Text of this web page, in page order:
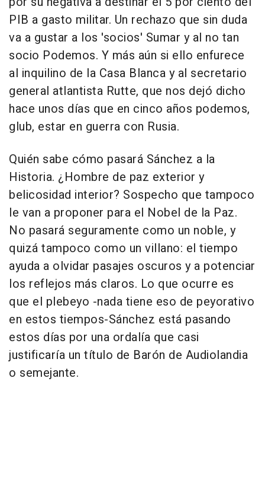
PIB a gasto militar. Un rechazo que sin duda
va a gustar a los 'socios' Sumar y al no tan
socio Podemos. Y más aún si ello enfurece
al inquilino de la Casa Blanca y al secretario
general atlantista Rutte, que nos dejó dicho
hace unos días que en cinco años podemos,
glub, estar en guerra con Rusia.
Quién sabe cómo pasará Sánchez a la
Historia. ¿Hombre de paz exterior y
belicosidad interior? Sospecho que tampoco
le van a proponer para el Nobel de la Paz.
No pasará seguramente como un noble, y
quizá tampoco como un villano: el tiempo
ayuda a olvidar pasajes oscuros y a potenciar
los reflejos más claros. Lo que ocurre es
que el plebeyo -nada tiene eso de peyorativo
en estos tiempos-Sánchez está pasando
estos días por una ordalía que casi
justificaría un título de Barón de Audiolandia
o semejante.